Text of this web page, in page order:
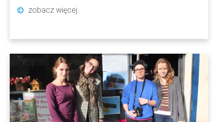
zobacz więcej